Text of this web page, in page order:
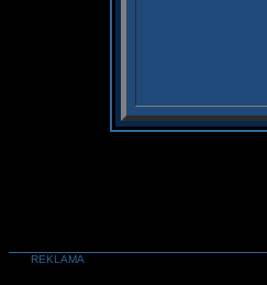
REKLAMA